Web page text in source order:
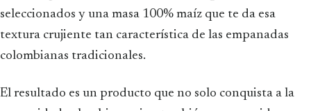
seleccionados y una masa 100% maíz que te da esa
textura crujiente tan característica de las empanadas
colombianas tradicionales.
El resultado es un producto que no solo conquista a la